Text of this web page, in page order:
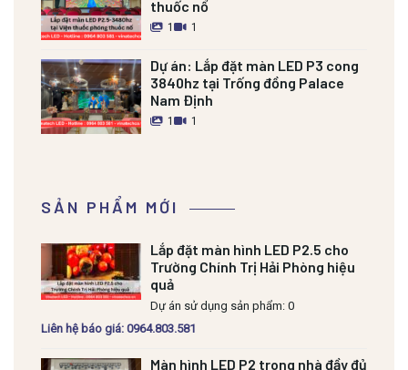
thuốc nổ
1 1
Dự án: Lắp đặt màn LED P3 cong
3840hz tại Trống đồng Palace
Nam Định
1 1
SẢN PHẨM MỚI
Lắp đặt màn hình LED P2.5 cho
Trường Chính Trị Hải Phòng hiệu
quả
Dự án sử dụng sản phẩm: 0
Liên hệ báo giá: 0964.803.581
Màn hình LED P2 trong nhà đầy đủ